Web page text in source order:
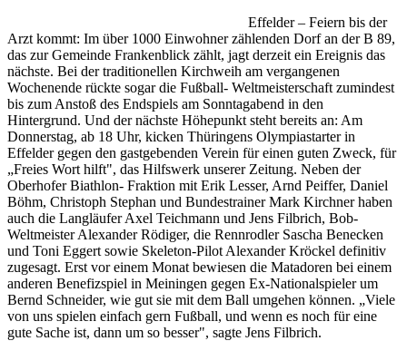
Effelder – Feiern bis der
Arzt kommt: Im über 1000 Einwohner zählenden Dorf an der B 89,
das zur Gemeinde Frankenblick zählt, jagt derzeit ein Ereignis das
nächste. Bei der traditionellen Kirchweih am vergangenen
Wochenende rückte sogar die Fußball- Weltmeisterschaft zumindest
bis zum Anstoß des Endspiels am Sonntagabend in den
Hintergrund. Und der nächste Höhepunkt steht bereits an: Am
Donnerstag, ab 18 Uhr, kicken Thüringens Olympiastarter in
Effelder gegen den gastgebenden Verein für einen guten Zweck, für
„Freies Wort hilft", das Hilfswerk unserer Zeitung. Neben der
Oberhofer Biathlon- Fraktion mit Erik Lesser, Arnd Peiffer, Daniel
Böhm, Christoph Stephan und Bundestrainer Mark Kirchner haben
auch die Langläufer Axel Teichmann und Jens Filbrich, Bob-
Weltmeister Alexander Rödiger, die Rennrodler Sascha Benecken
und Toni Eggert sowie Skeleton-Pilot Alexander Kröckel definitiv
zugesagt. Erst vor einem Monat bewiesen die Matadoren bei einem
anderen Benefizspiel in Meiningen gegen Ex-Nationalspieler um
Bernd Schneider, wie gut sie mit dem Ball umgehen können. „Viele
von uns spielen einfach gern Fußball, und wenn es noch für eine
gute Sache ist, dann um so besser", sagte Jens Filbrich.